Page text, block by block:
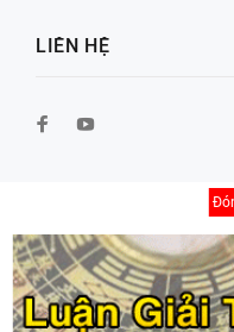
LIÊN HỆ
© Copyright